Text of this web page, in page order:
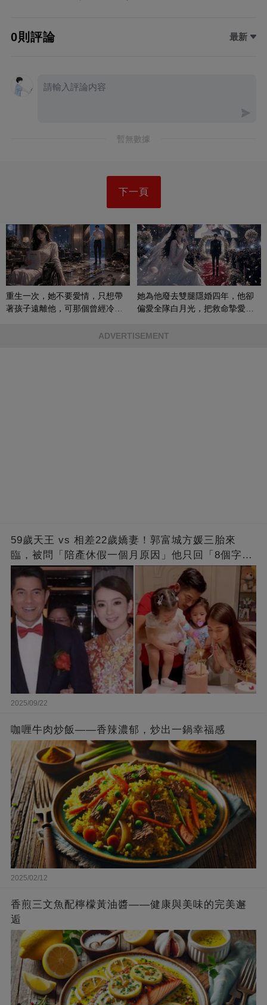
0則評論 最新
暫無數據
下一頁
重生一次，她不要愛情，只想帶
著孩子遠離他，可那個曾經冷漠
她為他廢去雙腿隱婚四年，他卻
偏愛全隊白月光，把救命摯愛當
ADVERTISEMENT
59歲天王 vs 相差22歲嬌妻！郭富城方媛三胎來
臨，被問「陪產休假一個月原因」他只回「8個字」
被贊爆
2025/09/22
咖喱牛肉炒飯——香辣濃郁，炒出一鍋幸福感
2025/02/12
香煎三文魚配檸檬黃油醬——健康與美味的完美邂
逅